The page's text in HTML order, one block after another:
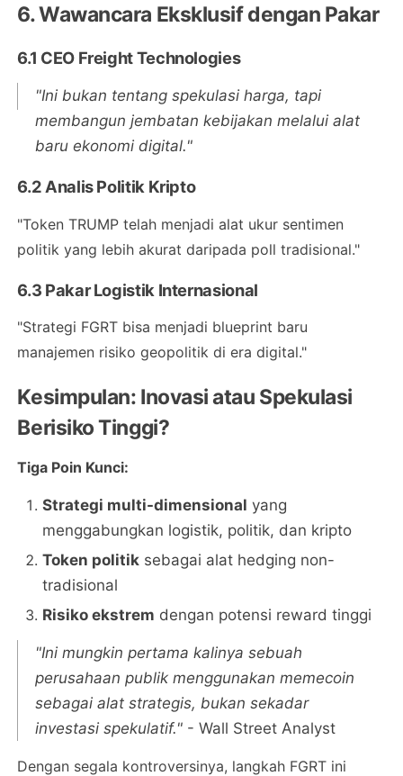
6. Wawancara Eksklusif dengan Pakar
6.1 CEO Freight Technologies
"Ini bukan tentang spekulasi harga, tapi
membangun jembatan kebijakan melalui alat
baru ekonomi digital."
6.2 Analis Politik Kripto
"Token TRUMP telah menjadi alat ukur sentimen
politik yang lebih akurat daripada poll tradisional."
6.3 Pakar Logistik Internasional
"Strategi FGRT bisa menjadi blueprint baru
manajemen risiko geopolitik di era digital."
Kesimpulan: Inovasi atau Spekulasi
Berisiko Tinggi?
Tiga Poin Kunci:
Strategi multi-dimensional yang
menggabungkan logistik, politik, dan kripto
Token politiksebagai alat hedging non-
tradisional
Risiko ekstrem dengan potensi reward tinggi
"Ini mungkin pertama kalinya sebuah
perusahaan publik menggunakan memecoin
sebagai alat strategis, bukan sekadar
investasi spekulatif."- Wall Street Analyst
Dengan segala kontroversinya, langkah FGRT ini